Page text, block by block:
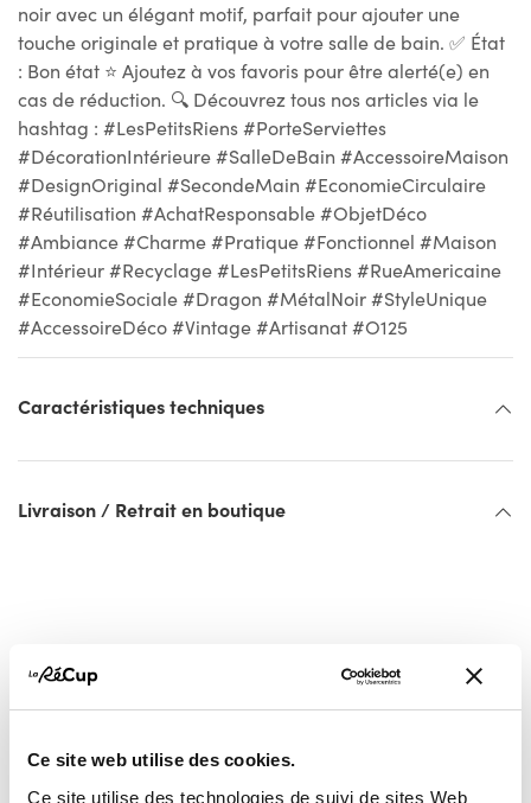
Ce site web utilise des cookies.
Ce site utilise des technologies de suivi de sites Web
noir avec un élégant motif, parfait pour ajouter une
touche originale et pratique à votre salle de bain. ✅ État
: Bon état ⭐ Ajoutez à vos favoris pour être alerté(e) en
cas de réduction. 🔍 Découvrez tous nos articles via le
hashtag : #LesPetitsRiens #PorteServiettes
#DécorationIntérieure #SalleDeBain #AccessoireMaison
#DesignOriginal #SecondeMain #EconomieCirculaire
#Réutilisation #AchatResponsable #ObjetDéco
#Ambiance #Charme #Pratique #Fonctionnel #Maison
#Intérieur #Recyclage #LesPetitsRiens #RueAmericaine
#EconomieSociale #Dragon #MétalNoir #StyleUnique
#AccessoireDéco #Vintage #Artisanat #O125
Caractéristiques techniques
Livraison / Retrait en boutique